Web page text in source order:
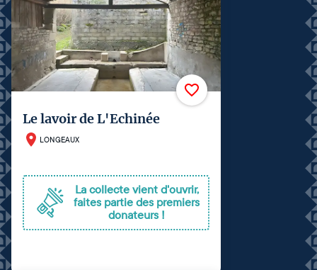
Le lavoir de L'Echinée
LONGEAUX
La collecte vient d'ouvrir,
faites partie des premiers
donateurs !